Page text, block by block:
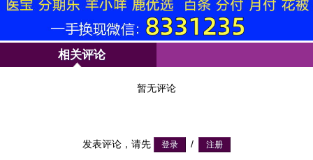
相关评论
暂无评论
发表评论，请先 /